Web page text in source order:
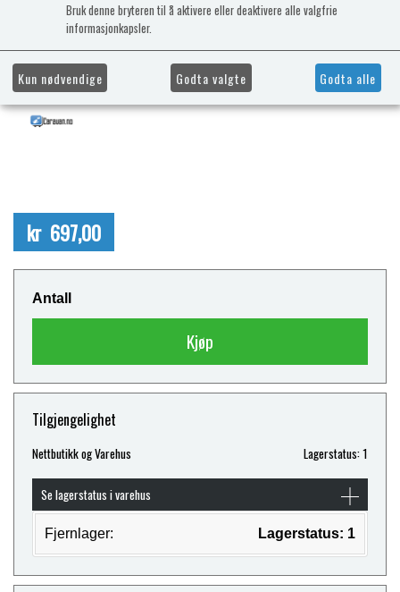
kr 697,00
Antall
Kjøp
Tilgjengelighet
Nettbutikk og Varehus Lagerstatus: 1
Se lagerstatus i varehus
Fjernlager: Lagerstatus: 1
Bruk denne bryteren til å aktivere eller deaktivere alle valgfrie
informasjonkapsler.
Kun nødvendige Godta valgte Godta alle